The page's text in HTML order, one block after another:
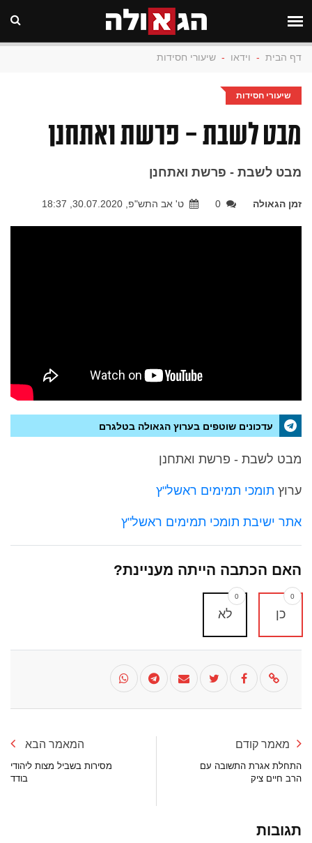
דף הבית - וידאו - שיעורי חסידות
שיעורי חסידות
מבט לשבת - פרשת ואתחנן
מבט לשבת - פרשת ואתחנן
זמן הגאולה 0 ט' אב התש"פ, 30.07.2020, 18:37
עדכונים שוטפים בערוץ הגאולה בטלגרם
מבט לשבת - פרשת ואתחנן
ערוץ תומכי תמימים ראשל"ץ
אתר ישיבת תומכי תמימים ראשל"ץ
האם הכתבה הייתה מעניינת?
כן
0
לא
0
מאמר קודם
התחלת אגרת התשובה עם
הרב חיים ציק
המאמר הבא
מסירות בשביל מצות ליהודי
בודד
תגובות